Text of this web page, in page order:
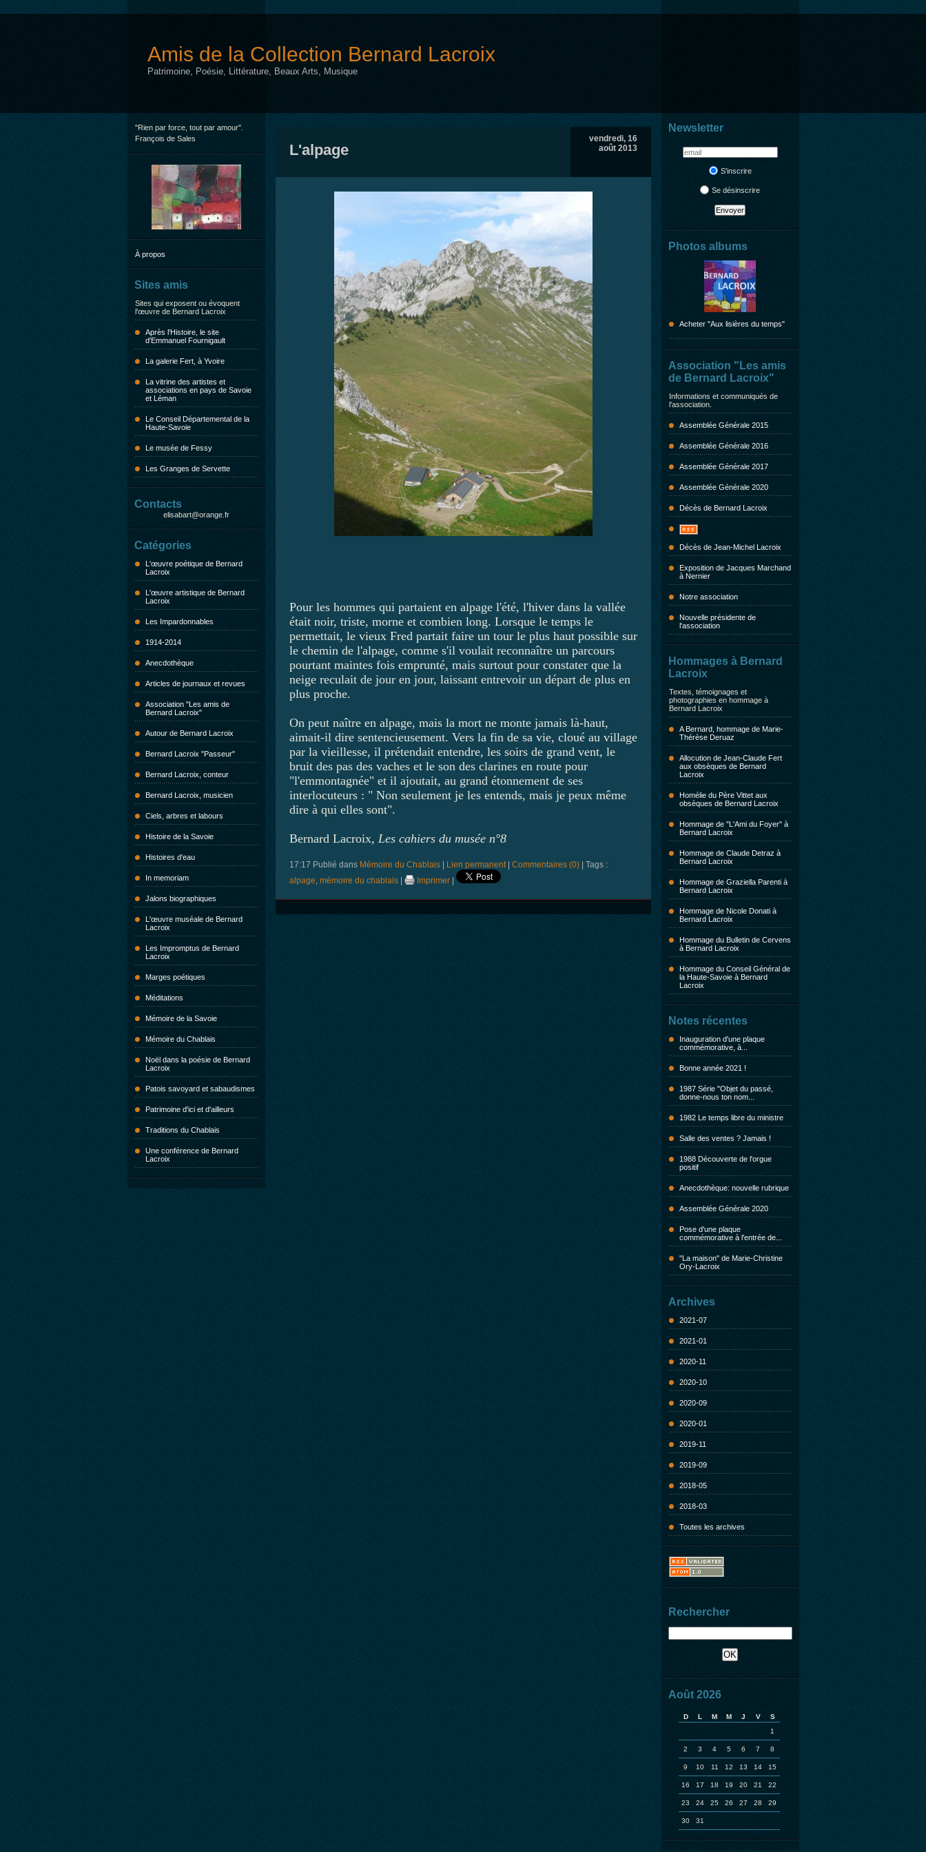
Amis de la Collection Bernard Lacroix
Patrimoine, Poésie, Littérature, Beaux Arts, Musique
"Rien par force, tout par amour".
François de Sales
À propos
Sites amis
Sites qui exposent ou évoquent
l'œuvre de Bernard Lacroix
Après l'Histoire, le site
d'Emmanuel Fournigault
La galerie Fert, à Yvoire
La vitrine des artistes et
associations en pays de Savoie
et Léman
Le Conseil Départemental de la
Haute-Savoie
Le musée de Fessy
Les Granges de Servette
Contacts
elisabart@orange.fr
Catégories
L'œuvre poétique de Bernard
Lacroix
L'œuvre artistique de Bernard
Lacroix
Les Impardonnables
1914-2014
Anecdothèque
Articles de journaux et revues
Association "Les amis de
Bernard Lacroix"
Autour de Bernard Lacroix
Bernard Lacroix "Passeur"
Bernard Lacroix, conteur
Bernard Lacroix, musicien
Ciels, arbres et labours
Histoire de la Savoie
Histoires d'eau
In memoriam
Jalons biographiques
L'œuvre muséale de Bernard
Lacroix
Les Impromptus de Bernard
Lacroix
Marges poétiques
Méditations
Mémoire de la Savoie
Mémoire du Chablais
Noël dans la poésie de Bernard
Lacroix
Patois savoyard et sabaudismes
Patrimoine d'ici et d'ailleurs
Traditions du Chablais
Une conférence de Bernard
Lacroix
Newsletter
S'inscrire
Se désinscrire
Photos albums
Acheter "Aux lisières du temps"
Association "Les amis
de Bernard Lacroix"
Informations et communiqués de
l'association.
Assemblée Générale 2015
Assemblée Générale 2016
Assemblée Générale 2017
Assemblée Générale 2020
Décès de Bernard Lacroix
Décès de Jean-Michel Lacroix
Exposition de Jacques Marchand
à Nernier
Notre association
Nouvelle présidente de
l'association
Hommages à Bernard
Lacroix
Textes, témoignages et
photographies en hommage à
Bernard Lacroix
A Bernard, hommage de Marie-
Thérèse Deruaz
Allocution de Jean-Claude Fert
aux obsèques de Bernard
Lacroix
Homélie du Père Vittet aux
obsèques de Bernard Lacroix
Hommage de "L'Ami du Foyer" à
Bernard Lacroix
Hommage de Claude Detraz à
Bernard Lacroix
Hommage de Graziella Parenti à
Bernard Lacroix
Hommage de Nicole Donati à
Bernard Lacroix
Hommage du Bulletin de Cervens
à Bernard Lacroix
Hommage du Conseil Général de
la Haute-Savoie à Bernard
Lacroix
Notes récentes
Inauguration d'une plaque
commémorative, à...
Bonne année 2021 !
1987 Série "Objet du passé,
donne-nous ton nom...
1982 Le temps libre du ministre
Salle des ventes ? Jamais !
1988 Découverte de l'orgue
positif
Anecdothèque: nouvelle rubrique
Assemblée Générale 2020
Pose d'une plaque
commémorative à l'entrée de...
"La maison" de Marie-Christine
Ory-Lacroix
Archives
2021-07
2021-01
2020-11
2020-10
2020-09
2020-01
2019-11
2019-09
2018-05
2018-03
Toutes les archives
Rechercher
Août 2026
D L M M J V
S
1
2 3 4 5 6 7 8
9 10 11 12 13 14 15
16 17 18 19 20 21 22
23 24 25 26 27 28 29
30 31
vendredi, 16
août 2013
L'alpage
Pour les hommes qui partaient en alpage l'été, l'hiver dans la vallée
était noir, triste, morne et combien long. Lorsque le temps le
permettait, le vieux Fred partait faire un tour le plus haut possible sur
le chemin de l'alpage, comme s'il voulait reconnaître un parcours
pourtant maintes fois emprunté, mais surtout pour constater que la
neige reculait de jour en jour, laissant entrevoir un départ de plus en
plus proche.
On peut naître en alpage, mais la mort ne monte jamais là-haut,
aimait-il dire sentencieusement. Vers la fin de sa vie, cloué au village
par la vieillesse, il prétendait entendre, les soirs de grand vent, le
bruit des pas des vaches et le son des clarines en route pour
"l'emmontagnée" et il ajoutait, au grand étonnement de ses
interlocuteurs : " Non seulement je les entends, mais je peux même
dire à qui elles sont".
Bernard Lacroix, Les cahiers du musée n°8
17:17 Publié dans Mémoire du Chablais| Lien permanent| Commentaires (0)| Tags :
alpage, mémoire du chablais| Imprimer|